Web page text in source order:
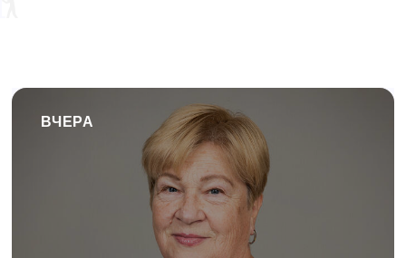
ВЧЕРА